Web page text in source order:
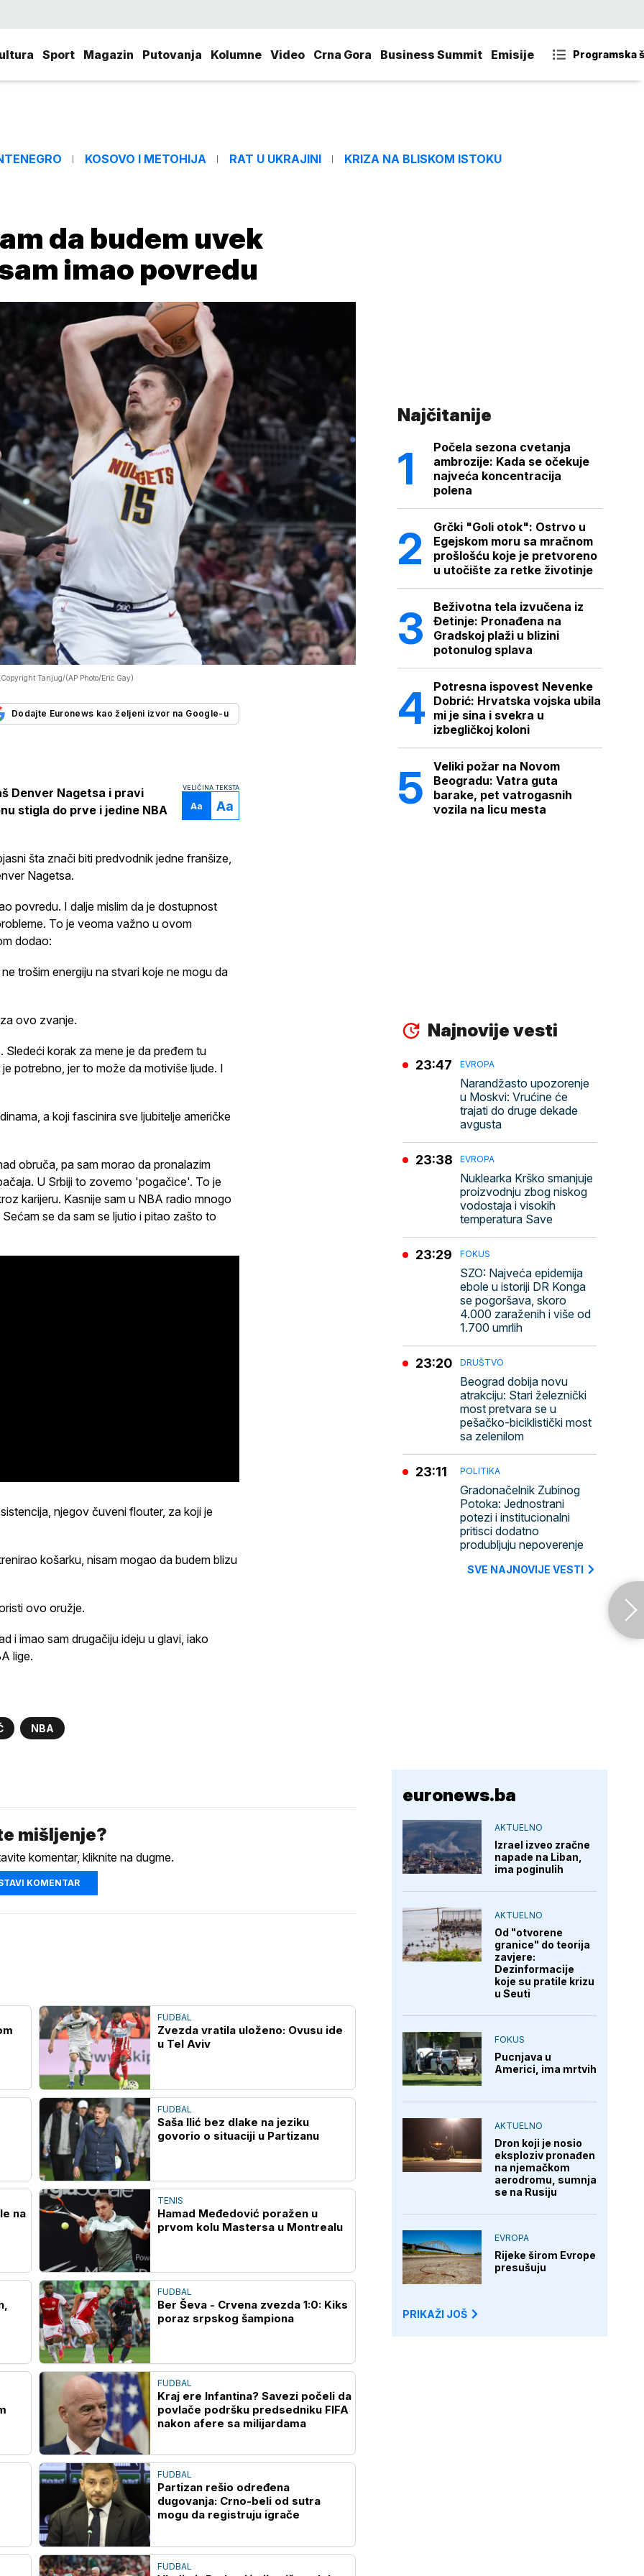
Sport Magazin Putovanja Kolumne Video Crna Gora Business Summit Emisije Programska
KOSOVO I METOHIJA RAT U UKRAJINI KRIZA NA BLISKOM ISTOKU
da budem uvek
imao povredu
Copyright Tanjug/(AP Photo/Eric Gay)
Dodajte Euronews kao željeni izvor na Google-u
VELIČINA TEKSTA
Aa Aa
Denver Nagetsa i pravi
stigla do prve i jedine NBA
šta znači biti predvodnik jedne franšize,
Nagetsa.
povredu. I dalje mislim da je dostupnost
To je veoma važno u ovom
dodao:
trošim energiju na stvari koje ne mogu da
ovo zvanje.
Sledeći korak za mene je da pređem tu
potrebno, jer to može da motiviše ljude. I
a koji fascinira sve ljubitelje američke
obruča, pa sam morao da pronalazim
U Srbiji to zovemo 'pogačice'. To je
karijeru. Kasnije sam u NBA radio mnogo
se da sam se ljutio i pitao zašto to
njegov čuveni flouter, za koji je
košarku, nisam mogao da budem blizu
ovo oružje.
i imao sam drugačiju ideju u glavi, iako
lige.
NBA
mišljenje?
komentar, kliknite na dugme.
KOMENTAR
FUDBAL
Zvezda vratila uloženo: Ovusu ide
u Tel Aviv
FUDBAL
Saša Ilić bez dlake na jeziku
govorio o situaciji u Partizanu
na
TENIS
Hamad Međedović poražen u
prvom kolu Mastersa u Montrealu
FUDBAL
Ber Ševa - Crvena zvezda 1:0: Kiks
poraz srpskog šampiona
FUDBAL
Kraj ere Infantina? Savezi počeli da
povlače podršku predsedniku FIFA
nakon afere sa milijardama
FUDBAL
Partizan rešio određena
dugovanja: Crno-beli od sutra
mogu da registruju igrače
FUDBAL
Najčitanije
Počela sezona cvetanja
ambrozije: Kada se očekuje
najveća koncentracija
polena
Grčki "Goli otok": Ostrvo u
Egejskom moru sa mračnom
prošlošću koje je pretvoreno
u utočište za retke životinje
Beživotna tela izvučena iz
Đetinje: Pronađena na
Gradskoj plaži u blizini
potonulog splava
Potresna ispovest Nevenke
Dobrić: Hrvatska vojska ubila
mi je sina i svekra u
izbegličkoj koloni
Veliki požar na Novom
Beogradu: Vatra guta
barake, pet vatrogasnih
vozila na licu mesta
Najnovije vesti
EVROPA
Narandžasto upozorenje
u Moskvi: Vrućine će
trajati do druge dekade
avgusta
23:47
EVROPA
Nuklearka Krško smanjuje
proizvodnju zbog niskog
vodostaja i visokih
temperatura Save
23:38
FOKUS
SZO: Najveća epidemija
ebole u istoriji DR Konga
se pogoršava, skoro
4.000 zaraženih i više od
1.700 umrlih
23:29
DRUŠTVO
Beograd dobija novu
atrakciju: Stari železnički
most pretvara se u
pešačko-biciklistički most
sa zelenilom
23:20
POLITIKA
Gradonačelnik Zubinog
Potoka: Jednostrani
potezi i institucionalni
pritisci dodatno
produbljuju nepoverenje
23:11
SVE NAJNOVIJE VESTI
euronews.ba
AKTUELNO
Izrael izveo zračne
napade na Liban,
ima poginulih
AKTUELNO
Od "otvorene
granice" do teorija
zavjere:
Dezinformacije
koje su pratile krizu
u Seuti
FOKUS
Pucnjava u
Americi, ima mrtvih
AKTUELNO
Dron koji je nosio
eksploziv pronađen
na njemačkom
aerodromu, sumnja
se na Rusiju
EVROPA
Rijeke širom Evrope
presušuju
PRIKAŽI JOŠ